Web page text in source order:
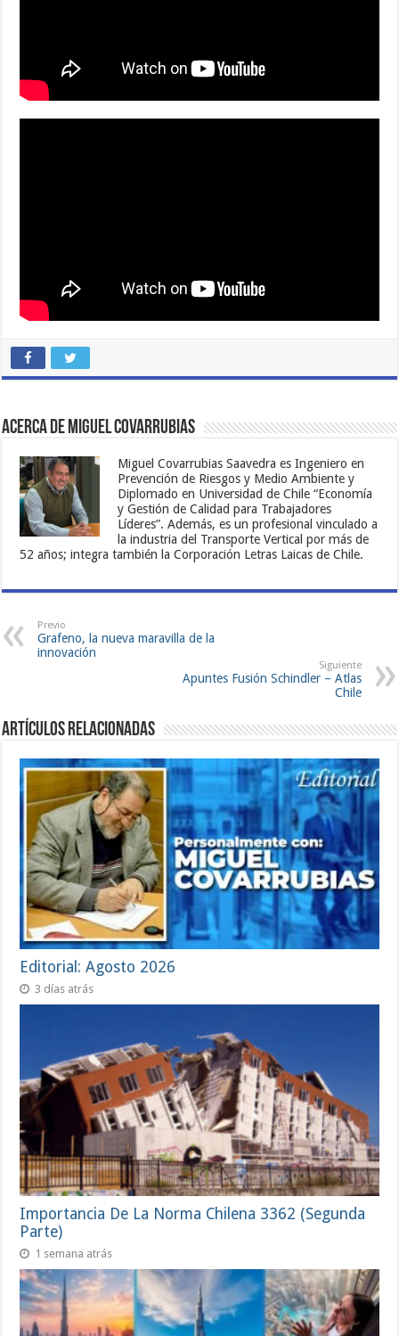
Acerca de Miguel Covarrubias
Miguel Covarrubias Saavedra es Ingeniero en
Prevención de Riesgos y Medio Ambiente y
Diplomado en Universidad de Chile “Economía
y Gestión de Calidad para Trabajadores
Líderes”. Además, es un profesional vinculado a
la industria del Transporte Vertical por más de
52 años; integra también la Corporación Letras Laicas de Chile.
Previo
Grafeno, la nueva maravilla de la
innovación
Siguiente
Apuntes Fusión Schindler – Atlas
Chile
Artículos Relacionadas
Editorial: Agosto 2026
3 días atrás
Importancia De La Norma Chilena 3362 (Segunda
Parte)
1 semana atrás